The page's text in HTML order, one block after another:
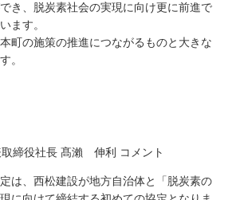
き、脱炭素社会の実現に向け更に前進で
ます。
町の施策の推進につながるものと大きな
。
締役社長 髙瀨 伸利 コメント
は、西松建設が地方自治体と「脱炭素の